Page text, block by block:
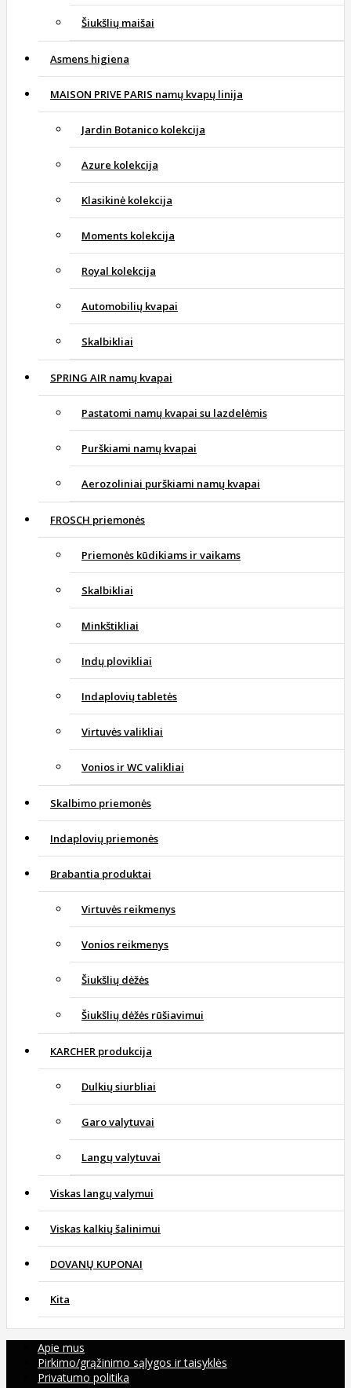
Šiukšlių maišai
Asmens higiena
MAISON PRIVE PARIS namų kvapų linija
Jardin Botanico kolekcija
Azure kolekcija
Klasikinė kolekcija
Moments kolekcija
Royal kolekcija
Automobilių kvapai
Skalbikliai
SPRING AIR namų kvapai
Pastatomi namų kvapai su lazdelėmis
Purškiami namų kvapai
Aerozoliniai purškiami namų kvapai
FROSCH priemonės
Priemonės kūdikiams ir vaikams
Skalbikliai
Minkštikliai
Indų plovikliai
Indaplovių tabletės
Virtuvės valikliai
Vonios ir WC valikliai
Skalbimo priemonės
Indaplovių priemonės
Brabantia produktai
Virtuvės reikmenys
Vonios reikmenys
Šiukšlių dėžės
Šiukšlių dėžės rūšiavimui
KARCHER produkcija
Dulkių siurbliai
Garo valytuvai
Langų valytuvai
Viskas langų valymui
Viskas kalkių šalinimui
DOVANŲ KUPONAI
Kita
Apie mus
Pirkimo/grąžinimo sąlygos ir taisyklės
Privatumo politika